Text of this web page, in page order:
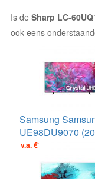
Is de Sharp LC-
ook eens
Samsung
UE98DU9070
v.a. €1499.00